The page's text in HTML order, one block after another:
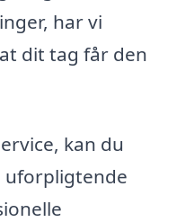
har vi
dit tag får den
kan du
uforpligtende